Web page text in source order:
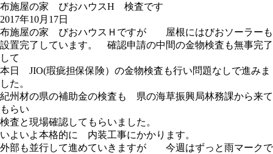
布施屋の家 びおハウスH 検査です
2017年10月17日
布施屋の家 びおハウスＨですが 屋根にはびおソーラーも
設置完了しています。 確認申請の中間の金物検査も無事完了
して
本日 JIO(瑕疵担保保険）の金物検査も行い問題なしで進みま
した。
紀州材の県の補助金の検査も 県の海草振興局林務課から来て
もらい
検査と現場確認してもらいました。
いよいよ本格的に 内装工事にかかります。
外部も並行して進めていきますが 今週はずっと雨マークで